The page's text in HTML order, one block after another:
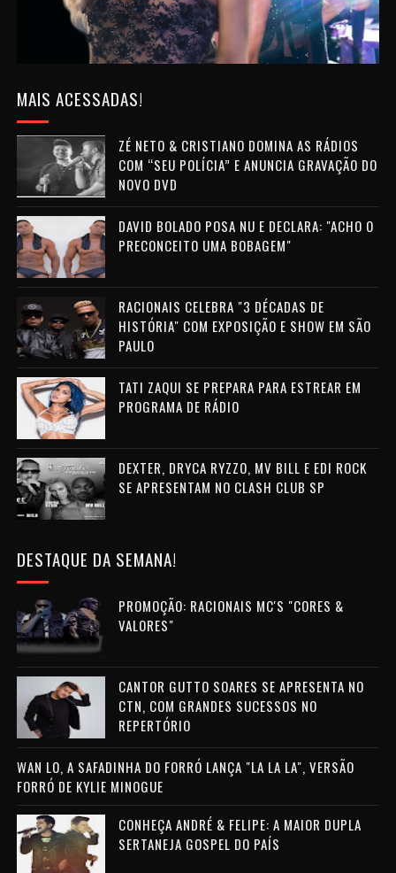
MAIS ACESSADAS!
ZÉ NETO & CRISTIANO DOMINA AS RÁDIOS
COM “SEU POLÍCIA” E ANUNCIA GRAVAÇÃO DO
NOVO DVD
DAVID BOLADO POSA NU E DECLARA: "ACHO O
PRECONCEITO UMA BOBAGEM"
RACIONAIS CELEBRA "3 DÉCADAS DE
HISTÓRIA" COM EXPOSIÇÃO E SHOW EM SÃO
PAULO
TATI ZAQUI SE PREPARA PARA ESTREAR EM
PROGRAMA DE RÁDIO
DEXTER, DRYCA RYZZO, MV BILL E EDI ROCK
SE APRESENTAM NO CLASH CLUB SP
DESTAQUE DA SEMANA!
PROMOÇÃO: RACIONAIS MC'S "CORES &
VALORES"
CANTOR GUTTO SOARES SE APRESENTA NO
CTN, COM GRANDES SUCESSOS NO
REPERTÓRIO
WAN LO, A SAFADINHA DO FORRÓ LANÇA "LA LA LA", VERSÃO
FORRÓ DE KYLIE MINOGUE
CONHEÇA ANDRÉ & FELIPE: A MAIOR DUPLA
SERTANEJA GOSPEL DO PAÍS